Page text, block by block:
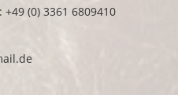
(0) 3361 6809410